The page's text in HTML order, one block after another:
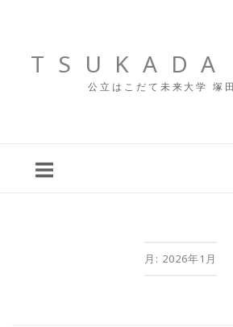
公立はこだて未来大学 塚
月: 2026年1月